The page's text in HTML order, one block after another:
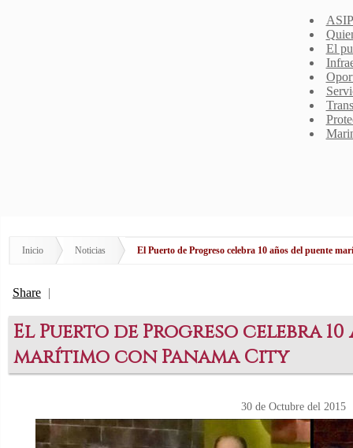
El
Inicio Noticias El Puerto de Progreso celebra 10 años del puente
Share |
El Puerto de Progreso celebra
marítimo con Panama City
30 de Octubre del 2015